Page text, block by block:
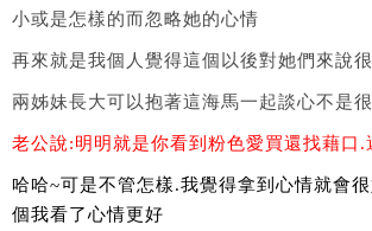
小或是怎樣的而忽略她的心情
再來就是我個人覺得這個以後對她們來說
兩姊妹長大可以抱著這海馬一起談心不是
老公說:明明就是你看到粉色愛買還找藉口
哈哈~可是不管怎樣.我覺得拿到心情就會
個我看了心情更好